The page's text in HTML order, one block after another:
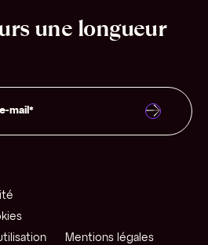
une longueur
Mentions légales